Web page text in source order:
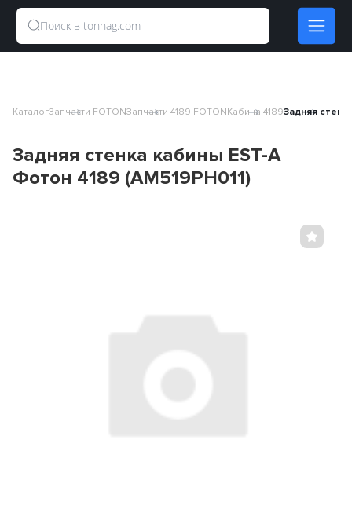
КаталогЗапчасти FOTONЗапчасти 4189 FOTONКабина 4189Задняя
Задняя стенка кабины EST-A
Фотон 4189 (AM519PH011)